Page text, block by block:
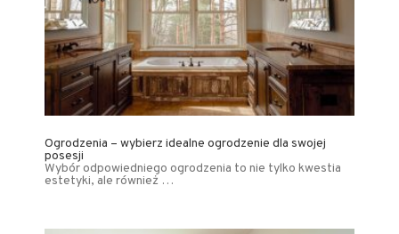
Ogrodzenia – wybierz idealne ogrodzenie dla swojej
posesji
Wybór odpowiedniego ogrodzenia to nie tylko kwestia
estetyki, ale również …